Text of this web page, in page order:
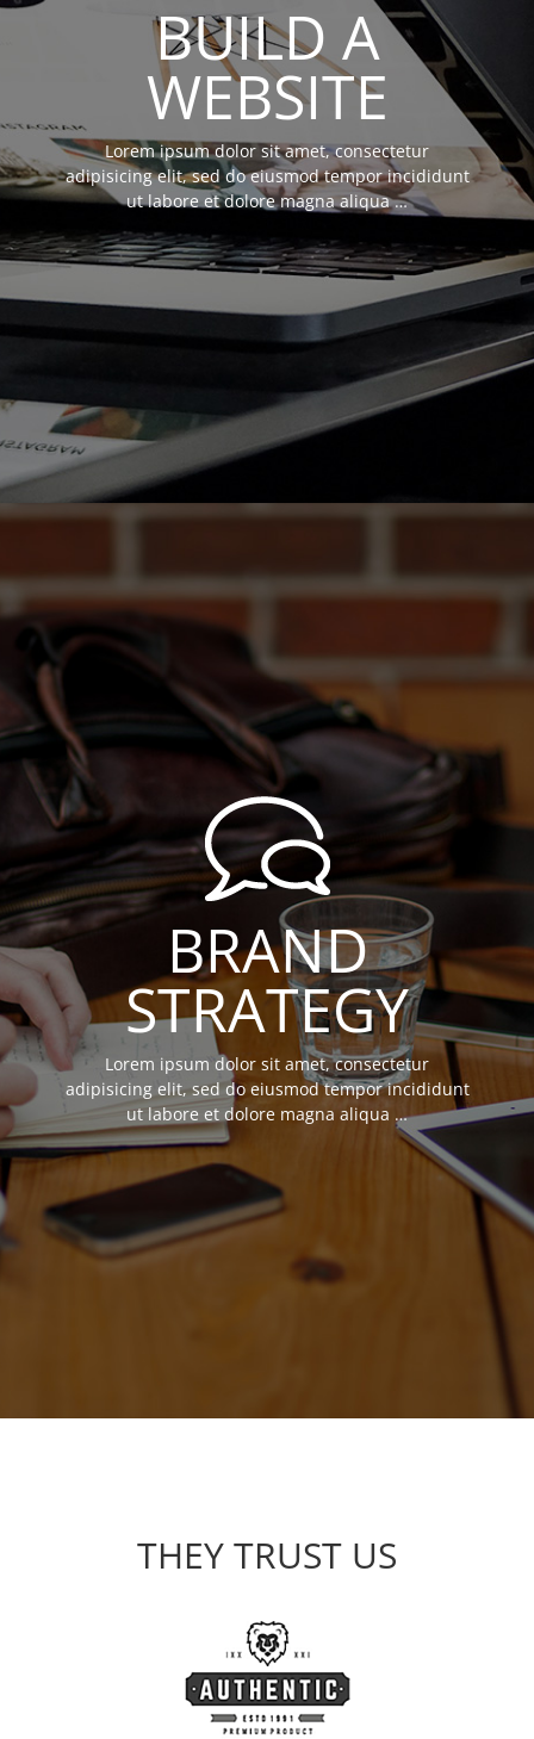
BUILD A
WEBSITE
Lorem ipsum dolor sit amet, consectetur
adipisicing elit, sed do eiusmod tempor incididunt
ut labore et dolore magna aliqua …
BRAND
STRATEGY
Lorem ipsum dolor sit amet, consectetur
adipisicing elit, sed do eiusmod tempor incididunt
ut labore et dolore magna aliqua …
THEY TRUST US